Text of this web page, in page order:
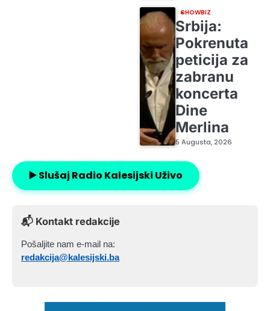
SHOWBIZ
Srbija:
Pokrenuta
peticija za
zabranu
koncerta
Dine
Merlina
5 Augusta, 2026
▶️ Slušaj Radio Kalesijski Uživo
📬 Kontakt redakcije
Pošaljite nam e-mail na:
redakcija@kalesijski.ba